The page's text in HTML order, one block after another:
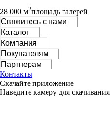
28 000 м2площадь галерей
Свяжитесь с нами
Каталог
Компания
Покупателям
Партнерам
Контакты
Скачайте приложение
Наведите камеру для скачивания